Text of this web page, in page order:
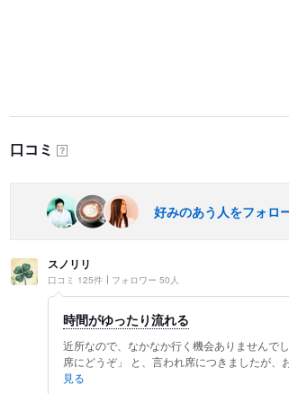
口コミ ？
好みのあう人をフォロ
スノリリ
口コミ 125件 フォロワー 50人
時間がゆったり流れる
近所なので、なかなか行く機会ありませんで
席にどうぞ」 と、言われ席につきましたが、
見る